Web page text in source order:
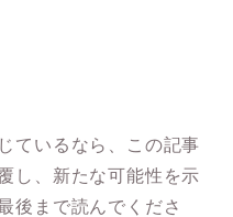
ているなら、この記事
し、新たな可能性を示
後まで読んでくださ